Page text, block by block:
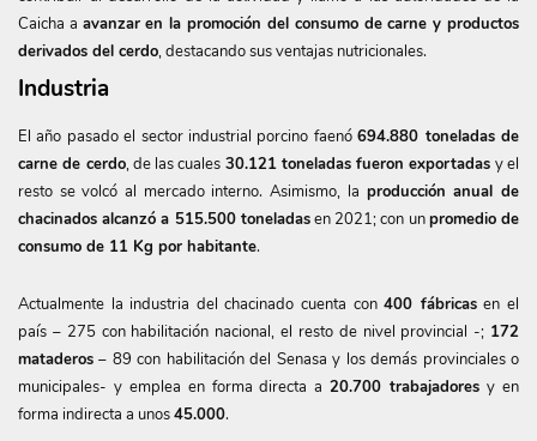
Caicha a avanzar en la promoción del consumo de carne y productos
derivados del cerdo, destacando sus ventajas nutricionales.
Industria
El año pasado el sector industrial porcino faenó694.880 toneladas de
carne de cerdo, de las cuales 30.121 toneladas fueron exportadas y el
resto se volcó al mercado interno. Asimismo, la producción anual de
chacinados alcanzó a 515.500 toneladasen 2021; con unpromedio de
consumo de 11 Kg por habitante.
Actualmente la industria del chacinado cuenta con400 fábricasen el
país – 275 con habilitación nacional, el resto de nivel provincial -; 172
mataderos – 89 con habilitación del Senasa y los demás provinciales o
municipales- y emplea en forma directa a20.700 trabajadores y en
forma indirecta a unos45.000.